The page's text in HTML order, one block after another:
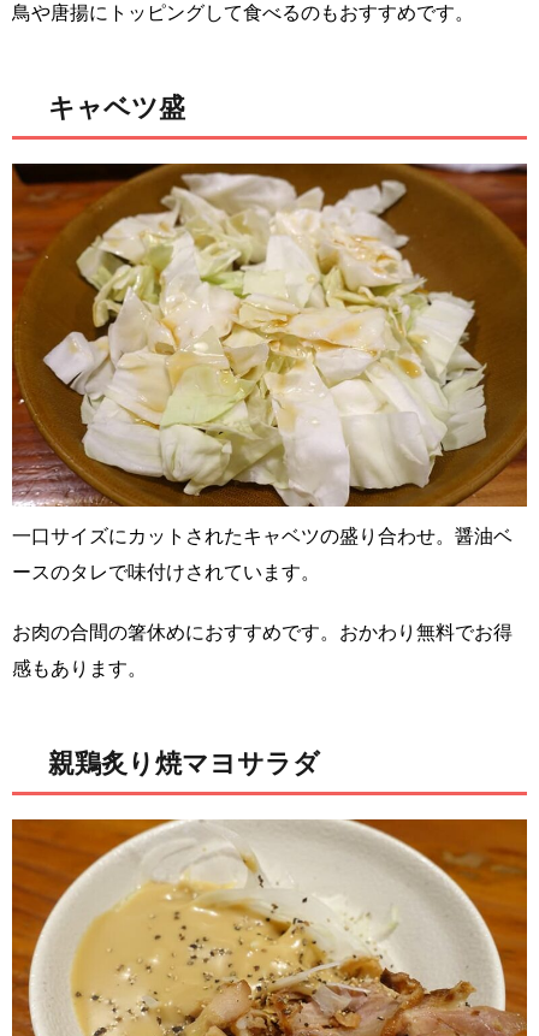
鳥や唐揚にトッピングして食べるのもおすすめです。
キャベツ盛
一口サイズにカットされたキャベツの盛り合わせ。醤油ベ
ースのタレで味付けされています。
お肉の合間の箸休めにおすすめです。おかわり無料でお得
感もあります。
親鶏炙り焼マヨサラダ